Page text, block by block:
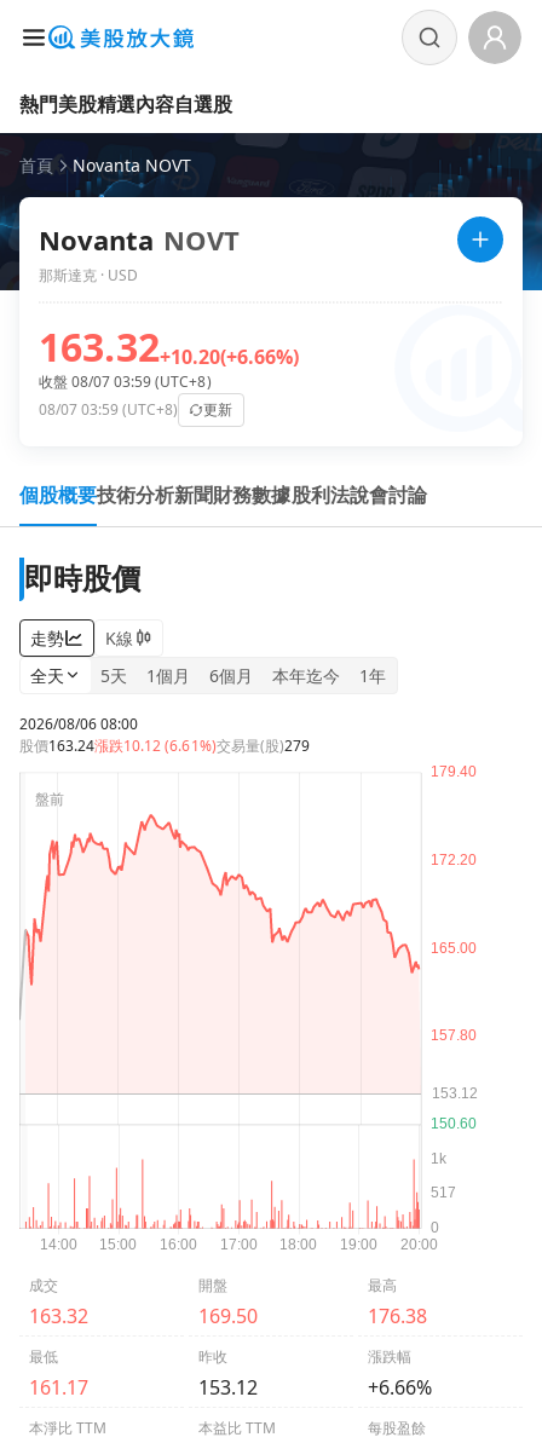
熱門美股精選內容自選股
首頁 Novanta NOVT
Novanta NOVT
那斯達克 · USD
163.32+10.20(+6.66%)
收盤 08/07 03:59 (UTC+8)
08/07 03:59 (UTC+8)
更新
個股概要技術分析新聞財務數據股利法說會討論
即時股價
走勢
K線
全天
5天 1個月 6個月 本年迄今 1年
2026/08/06 08:00
股價163.24漲跌10.12 (6.61%)交易量(股)279
成交
163.32
開盤
169.50
最高
176.38
最低
161.17
昨收
153.12
漲跌幅
+6.66%
本淨比 TTM 本益比 TTM 每股盈餘